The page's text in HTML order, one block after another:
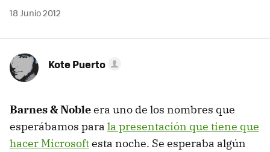
18 Junio 2012
Kote Puerto
Barnes & Nobleera uno de los nombres que
esperábamos para la presentación que tiene que
hacer Microsoftesta noche. Se esperaba algún